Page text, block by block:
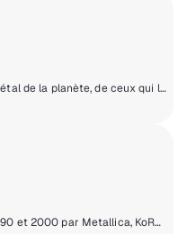
Le heavy metal le plus métal de la planète, de ceux qui l'ont créé à ceux qui continuent de le perfectionner aujourd'hui.
Hard rock des années 1990 et 2000 par Metallica, KoRn, Godsmack et d’autres!